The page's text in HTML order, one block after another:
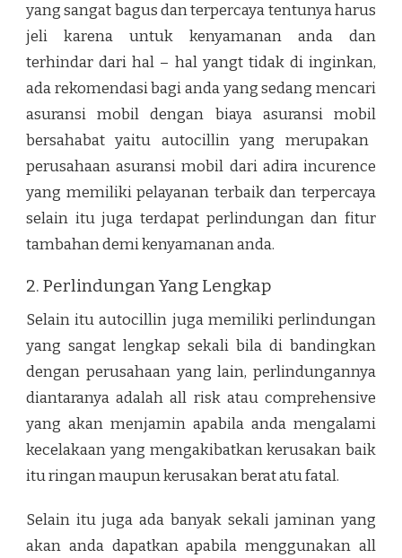
yang sangat bagus dan terpercaya tentunya harus
jeli karena untuk kenyamanan anda dan
terhindar dari hal – hal yangt tidak di inginkan,
ada rekomendasi bagi anda yang sedang mencari
asuransi mobil dengan biaya asuransi mobil
bersahabat yaitu autocillin yang merupakan
perusahaan asuransi mobil dari adira incurence
yang memiliki pelayanan terbaik dan terpercaya
selain itu juga terdapat perlindungan dan fitur
tambahan demi kenyamanan anda.
2. Perlindungan Yang Lengkap
Selain itu autocillin juga memiliki perlindungan
yang sangat lengkap sekali bila di bandingkan
dengan perusahaan yang lain, perlindungannya
diantaranya adalah all risk atau comprehensive
yang akan menjamin apabila anda mengalami
kecelakaan yang mengakibatkan kerusakan baik
itu ringan maupun kerusakan berat atu fatal.
Selain itu juga ada banyak sekali jaminan yang
akan anda dapatkan apabila menggunakan all